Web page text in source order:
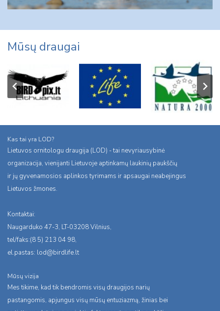
Mūsų draugai
Kas tai yra LOD?
Lietuvos ornitologu draugija (LOD) - tai nevyriausybinė
organizacija, vienijanti Lietuvoje aptinkamų laukinių paukščių
ir jų gyvenamosios aplinkos tyrimams ir apsaugai neabejingus
Lietuvos žmones.
Kontaktai:
Naugarduko 47-3, LT-03208 Vilnius,
tel/faks:(8 5) 213 04 98,
el.pastas: lod@birdlife.lt
Mūsų vizija
Mes tikime, kad tik bendromis visų draugijos narių
pastangomis, apjungus visų mūsų entuziazmą, žinias bei